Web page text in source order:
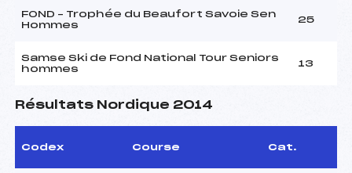
FOND – Trophée du Beaufort Savoie Sen
Hommes
25
Samse Ski de Fond National Tour Seniors
hommes
13
Résultats Nordique 2014
Codex Course Cat.